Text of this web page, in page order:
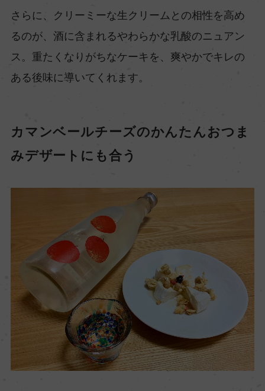
さらに、クリーミーな生クリームとの相性を高め
るのが、酒に含まれるやわらかな乳酸のニュアン
ス。重たくなりがちなケーキを、爽やかでキレの
ある後味に導いてくれます。
カマンベールチーズのかんたんおつま
みデザートにも合う